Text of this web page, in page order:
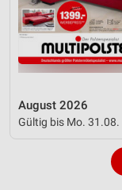
August 2026
Gültig bis Mo. 31.08.